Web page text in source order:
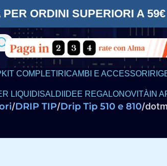
PER ORDINI SUPERIORI A
KIT COMPLETI RICAMBI E ACCESSORI
LIQUIDI SALDI IDEE REGALONOVITÀ IN
DRIP TIP Drip Tip 510 e 810